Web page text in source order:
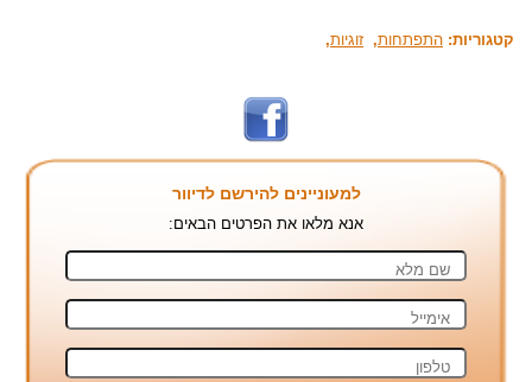
קטגוריות: התפתחות, זוגיות,
למעוניינים להירשם לדיוור
אנא מלאו את הפרטים הבאים: